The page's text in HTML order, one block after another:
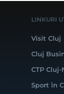
LINKURI
Visit Cluj
Cluj
CTP Cluj-
Sport în